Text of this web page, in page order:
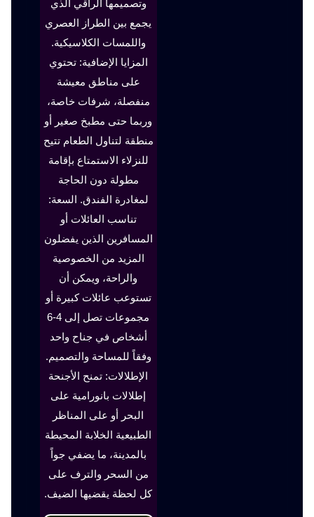
وتصميمها الراقي الذي
يجمع بين الطراز العصري
واللمسات الكلاسيكية.
المزايا الإضافية: تحتوي
على مناطق معيشة
منفصلة، شرفات خاصة،
وربما حتى مطبخ صغير أو
منطقة لتناول الطعام تتيح
للنزلاء الاستمتاع بإقامة
مطولة دون الحاجة
لمغادرة الفندق. السعة:
تناسب العائلات أو
المسافرين الذين يفضلون
المزيد من الخصوصية
والراحة، ويمكن أن
تستوعب عائلات كبيرة أو
مجموعات تصل إلى 4-6
أشخاص في جناح واحد
وفقاً للمساحة والتصميم.
الإطلالات: تمنح الأجنحة
إطلالات بانورامية على
البحر أو على المناظر
الطبيعية الخلابة المحيطة
بالمدينة، ما يضفي جواً
من السحر والترف على
كل لحظة يقضيها الضيف.